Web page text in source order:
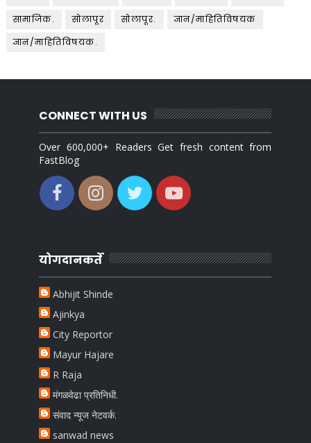
सामाजिक.
सोलापूर सोलापूर.
ज्ञान/माहितिविषयक
ज्ञान/माहितिविषयक.
CONNECT WITH US
Over 600,000+ Readers Get fresh content from
FastBlog
योगदानकर्ते
Abhijit Shinde
Ajinkya
City Reportor
Mayur Hajare
R Raja
मंगळवेढा प्रतिनिधी.
संवाद न्यूज नेटवर्क.
sanwad news